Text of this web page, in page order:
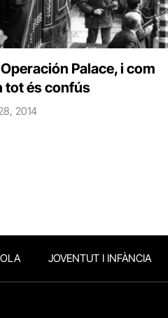
Palace, i com
tot és confús
2014
JOVENTUT I INFÀNCIA